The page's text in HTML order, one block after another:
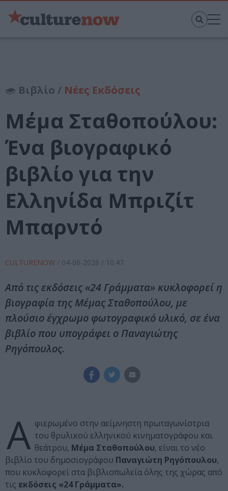
Βιβλίο / Νέες Εκδόσεις
Μέμα Σταθοπούλου:
Ένα βιογραφικό
βιβλίο για την
Ελληνίδα Μπριζίτ
Μπαρντό
CULTURENOW / 04-06-2026 / 10:47
Aπό τις εκδόσεις «24 Γράμματα» κυκλοφορεί η
βιογραφία της Μέμας Σταθοπούλου, με
πλούσιο έγχρωμο φωτογραφικό υλικό, σε ένα
βιβλίο που υπογράφει ο Παναγιώτης
Ρηγόπουλος.
Α φιερωμένο στην αείμνηστη πρωταγωνίστρια
του θρυλικού ελληνικού κινηματογράφου και
θεάτρου, Μέμα Σταθοπούλου, είναι το νέο
βιβλίο του δημοσιογράφου Παναγιώτη Ρηγόπουλου,
που κυκλοφορεί στα βιβλιοπωλεία όλης της χώρας από
τις εκδόσεις «24 Γράμματα».